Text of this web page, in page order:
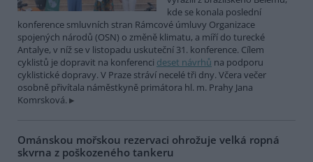
kde se konala poslední
konference smluvních stran Rámcové úmluvy Organizace
spojených národů (OSN) o změně klimatu, a míří do turecké
Antalye, v níž se v listopadu uskuteční 31. konference. Cílem
cyklistů je dopravit na konferenci deset návrhů na podporu
cyklistické dopravy. V Praze stráví necelé tři dny. Včera večer
osobně přivítala náměstkyně primátora hl. m. Prahy Jana
Komrsková.
Ománskou mořskou rezervaci ohrožuje velká ropná
skvrna z poškozeného tankeru